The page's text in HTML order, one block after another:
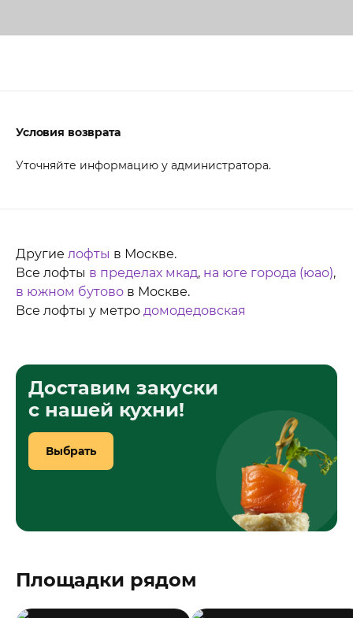
Условия возврата
Уточняйте информацию у администратора.
Другие лофты в Москве.
Все лофты в пределах мкад, на юге города (юао),
в южном бутово в Москве.
Все лофты у метро домодедовская
Доставим закуски
с нашей кухни!
Выбрать
Площадки рядом